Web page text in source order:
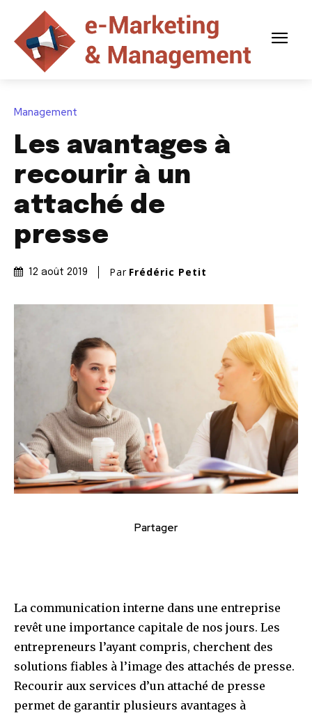
Management
Les avantages à
recourir à un
attaché de
presse
12 août 2019 Par Frédéric Petit
Partager
La communication interne dans une entreprise
revêt une importance capitale de nos jours. Les
entrepreneurs l’ayant compris, cherchent des
solutions fiables à l’image des attachés de presse.
Recourir aux services d’un attaché de presse
permet de garantir plusieurs avantages à